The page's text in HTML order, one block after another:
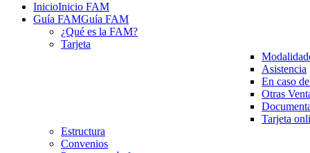
InicioInicio FAM
Guía FAMGuía FAM
¿Qué es la FAM?
Tarjeta
Asistencia
En caso
Otras
Tarjeta
Estructura
Convenios